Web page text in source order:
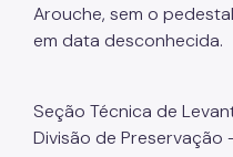
Atendimento técnico
Arouche, sem o
em data desconhecida.
Seção Técnica de
Divisão de Preservação